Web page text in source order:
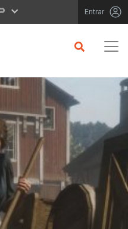
Entrar